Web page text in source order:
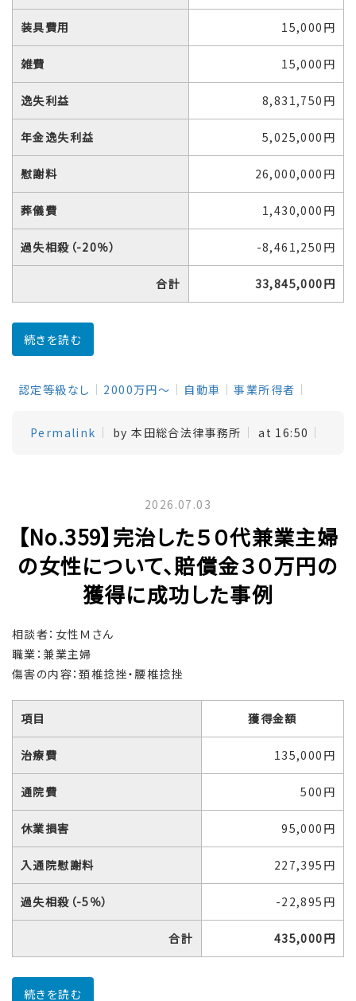
装具費用 15,000円
雑費 15,000円
逸失利益 8,831,750円
年金逸失利益 5,025,000円
慰謝料 26,000,000円
葬儀費 1,430,000円
過失相殺（-20％） -8,461,250円
合計 33,845,000円
続きを読む
認定等級なし 2000万円～ 自動車 事業所得者
Permalink by 本田総合法律事務所 at 16:50
2026.07.03
【No.359】完治した５０代兼業主婦
の女性について、賠償金３０万円の
獲得に成功した事例
相談者：女性Ｍさん
職業：兼業主婦
傷害の内容：頚椎捻挫・腰椎捻挫
項目 獲得金額
治療費 135,000円
通院費 500円
休業損害 95,000円
入通院慰謝料 227,395円
過失相殺（-5％） -22,895円
合計 435,000円
続きを読む